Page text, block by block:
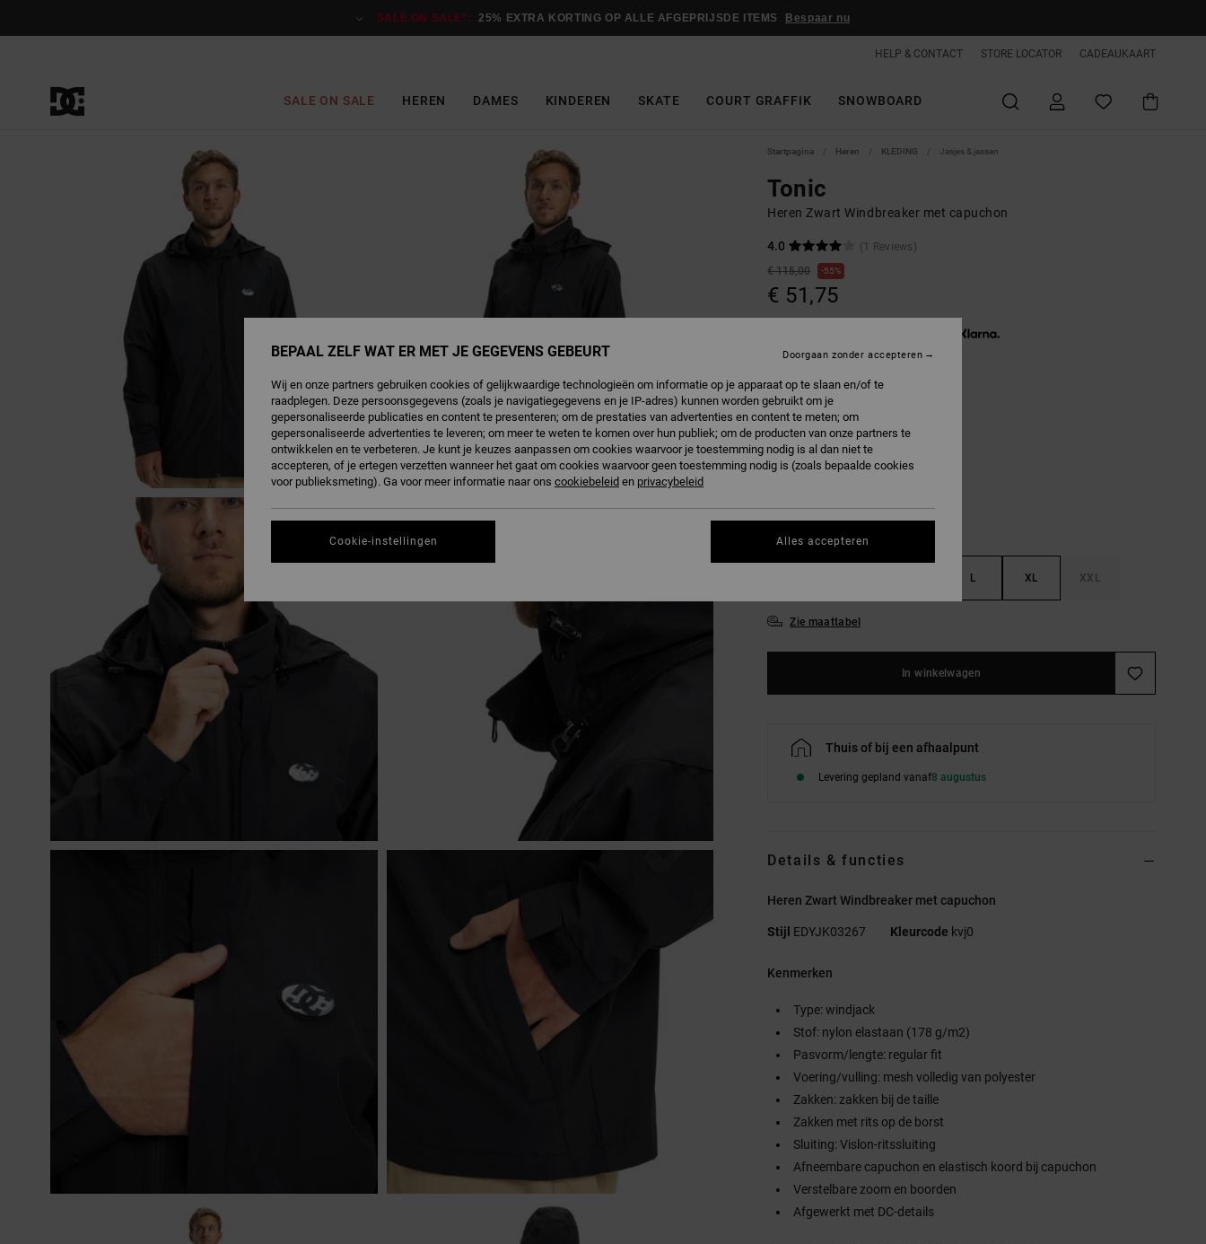
SALE ON SALE*: 25% EXTRA KORTING OP ALLE AFGEPRIJSDE ITEMS Bespaar nu
HELP & CONTACT STORE LOCATOR CADEAUKAART
SALE ON SALE HEREN DAMES KINDEREN SKATE COURT GRAFFIK SNOWBOARD
Startpagina Heren KLEDING Jasjes & jassen
Tonic
Heren Zwart Windbreaker met capuchon
4.0
(1 Reviews)
€ 115,00
55%
€ 51,75
SALE ON SALE 25% EXTRA
Kleur Black
L XL XXL
Zie maattabel
In winkelwagen
Thuis of bij een afhaalpunt
Levering gepland vanaf8 augustus
Details & functies
Heren Zwart Windbreaker met capuchon
Stijl EDYJK03267 Kleurcode kvj0
Kenmerken
Type: windjack
Stof: nylon elastaan (178 g/m2)
Pasvorm/lengte: regular fit
Voering/vulling: mesh volledig van polyester
Zakken: zakken bij de taille
Zakken met rits op de borst
Sluiting: Vislon-ritssluiting
Afneembare capuchon en elastisch koord bij capuchon
Verstelbare zoom en boorden
Afgewerkt met DC-details
BEPAAL ZELF WAT ER MET JE GEGEVENS GEBEURT
Wij en onze partners gebruiken cookies of gelijkwaardige technologieën om informatie op je apparaat op te slaan en/of te
raadplegen. Deze persoonsgegevens (zoals je navigatiegegevens en je IP-adres) kunnen worden gebruikt om je
gepersonaliseerde publicaties en content te presenteren; om de prestaties van advertenties en content te meten; om
gepersonaliseerde advertenties te leveren; om meer te weten te komen over hun publiek; om de producten van onze partners te
ontwikkelen en te verbeteren. Je kunt je keuzes aanpassen om cookies waarvoor je toestemming nodig is al dan niet te
accepteren, of je ertegen verzetten wanneer het gaat om cookies waarvoor geen toestemming nodig is (zoals bepaalde cookies
voor publieksmeting). Ga voor meer informatie naar ons cookiebeleid en privacybeleid
Cookie-instellingen
Doorgaan zonder accepteren
Alles accepteren